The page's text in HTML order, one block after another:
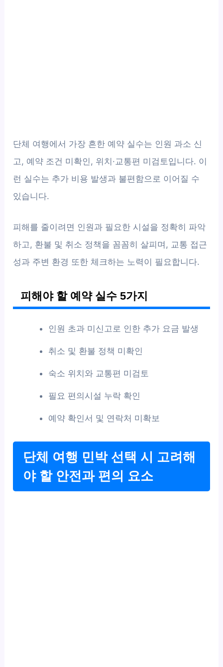
단체 여행에서 가장 흔한 예약 실수는 인원 과소 신
고, 예약 조건 미확인, 위치·교통편 미검토입니다. 이
런 실수는 추가 비용 발생과 불편함으로 이어질 수
있습니다.
피해를 줄이려면 인원과 필요한 시설을 정확히 파악
하고, 환불 및 취소 정책을 꼼꼼히 살피며, 교통 접근
성과 주변 환경 또한 체크하는 노력이 필요합니다.
피해야 할 예약 실수 5가지
인원 초과 미신고로 인한 추가 요금 발생
취소 및 환불 정책 미확인
숙소 위치와 교통편 미검토
필요 편의시설 누락 확인
예약 확인서 및 연락처 미확보
단체 여행 민박 선택 시 고려해
야 할 안전과 편의 요소